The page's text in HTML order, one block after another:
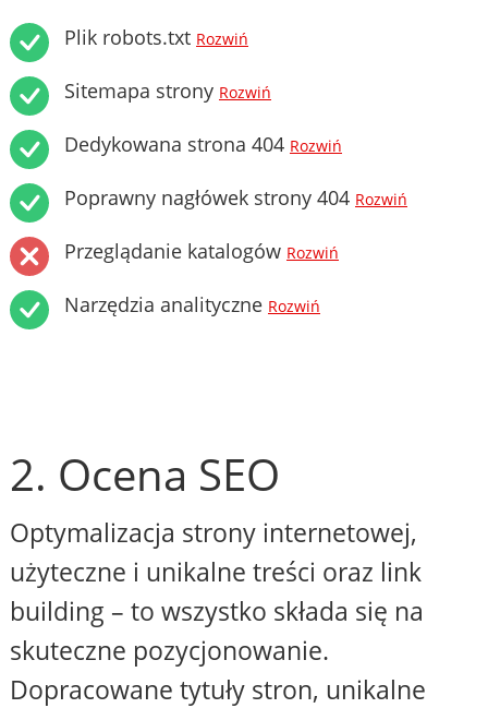
Plik robots.txt Rozwiń
Sitemapa strony Rozwiń
Dedykowana strona 404 Rozwiń
Poprawny nagłówek strony 404 Rozwiń
Przeglądanie katalogów Rozwiń
Narzędzia analityczne Rozwiń
2. Ocena SEO
Optymalizacja strony internetowej,
użyteczne i unikalne treści oraz link
building – to wszystko składa się na
skuteczne pozycjonowanie.
Dopracowane tytuły stron, unikalne